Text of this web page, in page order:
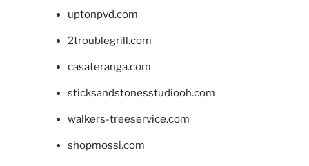
uptonpvd.com
2troublegrill.com
casateranga.com
sticksandstonesstudiooh.com
walkers-treeservice.com
shopmossi.com